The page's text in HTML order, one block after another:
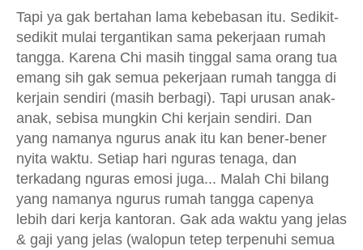
Tapi ya gak bertahan lama kebebasan itu. Sedikit-
sedikit mulai tergantikan sama pekerjaan rumah
tangga. Karena Chi masih tinggal sama orang tua
emang sih gak semua pekerjaan rumah tangga di
kerjain sendiri (masih berbagi). Tapi urusan anak-
anak, sebisa mungkin Chi kerjain sendiri. Dan
yang namanya ngurus anak itu kan bener-bener
nyita waktu. Setiap hari nguras tenaga, dan
terkadang nguras emosi juga... Malah Chi bilang
yang namanya ngurus rumah tangga capenya
lebih dari kerja kantoran. Gak ada waktu yang jelas
& gaji yang jelas (walopun tetep terpenuhi semua